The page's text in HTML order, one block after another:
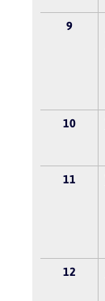
9
10
11
12